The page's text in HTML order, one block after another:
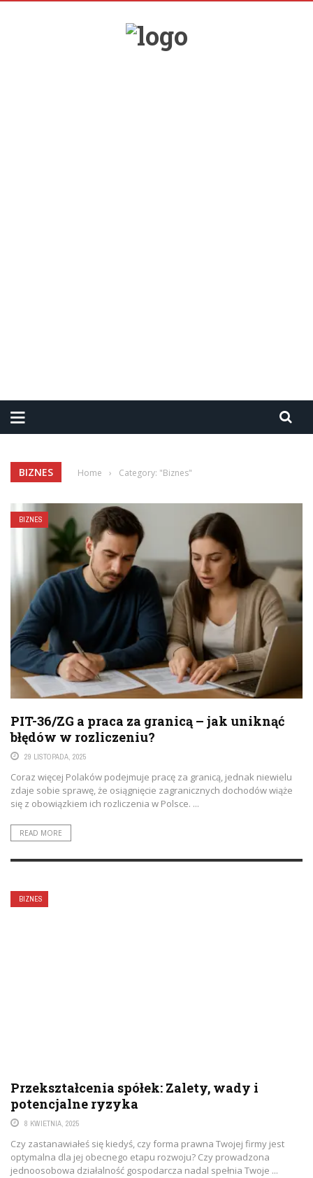
BIZNES Home › Category: "Biznes"
BIZNES
PIT-36/ZG a praca za granicą – jak uniknąć
błędów w rozliczeniu?
29 LISTOPADA, 2025
Coraz więcej Polaków podejmuje pracę za granicą, jednak niewielu
zdaje sobie sprawę, że osiągnięcie zagranicznych dochodów wiąże
się z obowiązkiem ich rozliczenia w Polsce. ...
READ MORE
BIZNES
Przekształcenia spółek: Zalety, wady i
potencjalne ryzyka
8 KWIETNIA, 2025
Czy zastanawiałeś się kiedyś, czy forma prawna Twojej firmy jest
optymalna dla jej obecnego etapu rozwoju? Czy prowadzona
jednoosobowa działalność gospodarcza nadal spełnia Twoje ...